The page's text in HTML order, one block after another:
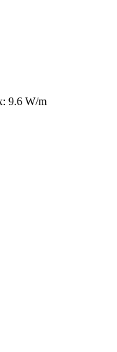
9.6 W/m